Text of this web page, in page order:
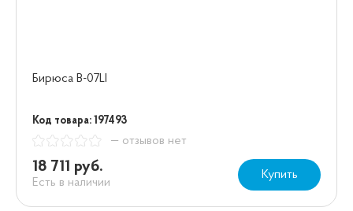
Бирюса B-07LI
Код товара: 197493
— отзывов нет
18 711 руб.
Есть в наличии
Купить